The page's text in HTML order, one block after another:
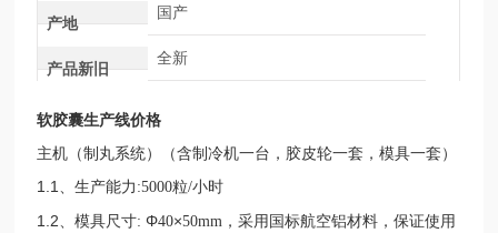
产地
国产
产品新旧
全新
软胶囊生产线价格
主机（制丸系统）（含制冷机一台，胶皮轮一套，模具一套）
1.1、生产能力 :5000粒/小时
1.2、模具尺寸:Φ40×50mm ，采用国标航空铝材料，保证使用